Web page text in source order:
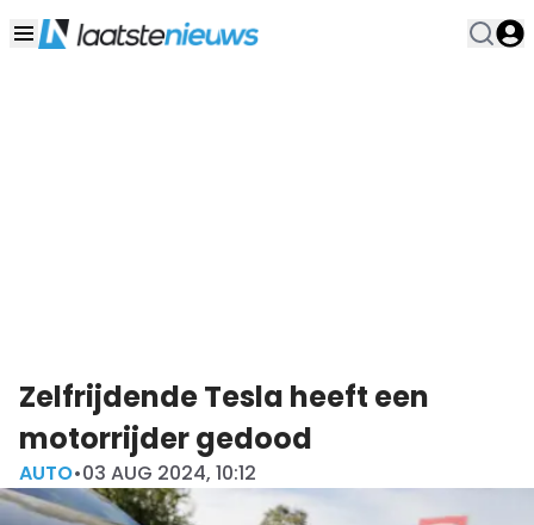
Zelfrijdende Tesla heeft een
motorrijder gedood
AUTO•03 AUG 2024, 10:12